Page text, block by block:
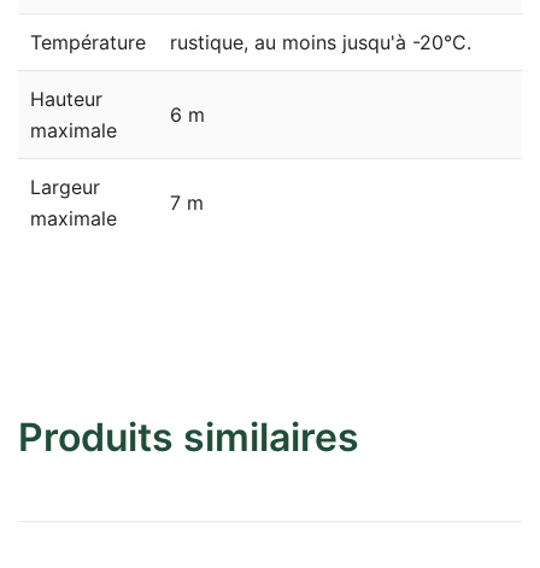
Température rustique, au moins jusqu'à -20°C.
Hauteur
maximale
6 m
Largeur
maximale
7 m
Produits similaires